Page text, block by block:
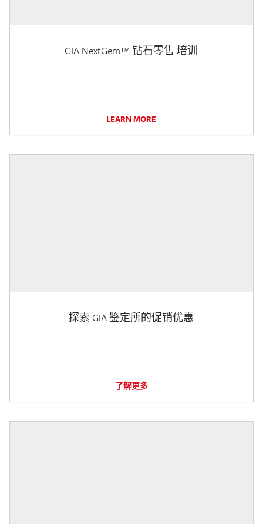
GIA NextGem™ 钻石零售 培训
LEARN MORE
探索 GIA 鉴定所的促销优惠
了解更多